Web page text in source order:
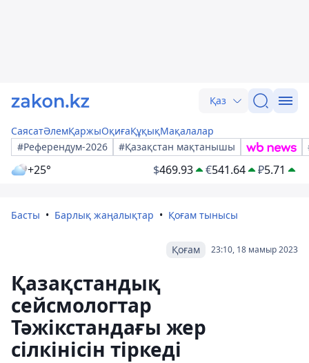
Қаз
СаясатӘлемҚаржыОқиғаҚұқықМақалалар
#Референдум-2026
#Қазақстан мақтанышы
+25° $469.93 €541.64 ₽5.71
Басты Барлық жаңалықтар Қоғам тынысы
23:10, 18 мамыр 2023
Қоғам
Қазақстандық
сейсмологтар
Тәжікстандағы жер
сілкінісін тіркеді